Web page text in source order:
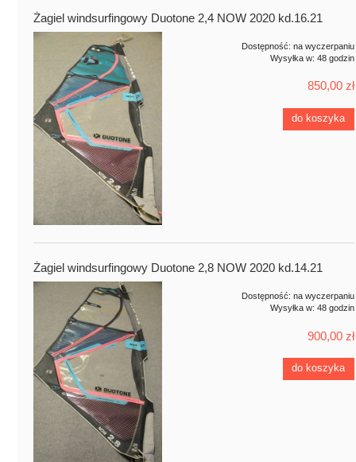
Żagiel windsurfingowy Duotone 2,4 NOW 2020 kd.16.21
Dostępność: na wyczerpaniu
Wysyłka w: 48 godzin
850,00 zł
do koszyka
Żagiel windsurfingowy Duotone 2,8 NOW 2020 kd.14.21
Dostępność: na wyczerpaniu
Wysyłka w: 48 godzin
900,00 zł
do koszyka